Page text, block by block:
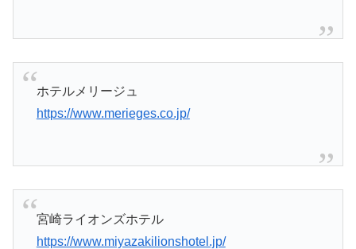
ホテルメリージュ
https://www.merieges.co.jp/
宮崎ライオンズホテル
https://www.miyazakilionshotel.jp/